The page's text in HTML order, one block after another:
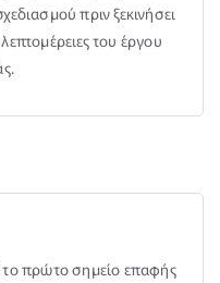
πριν ξεκινήσει
του έργου
το πρώτο σημείο επαφής